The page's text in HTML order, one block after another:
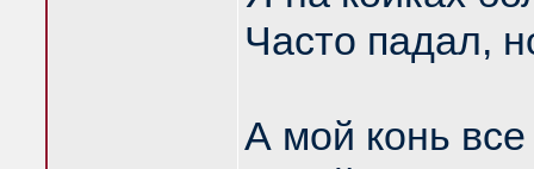
Часто падал,
А мой конь